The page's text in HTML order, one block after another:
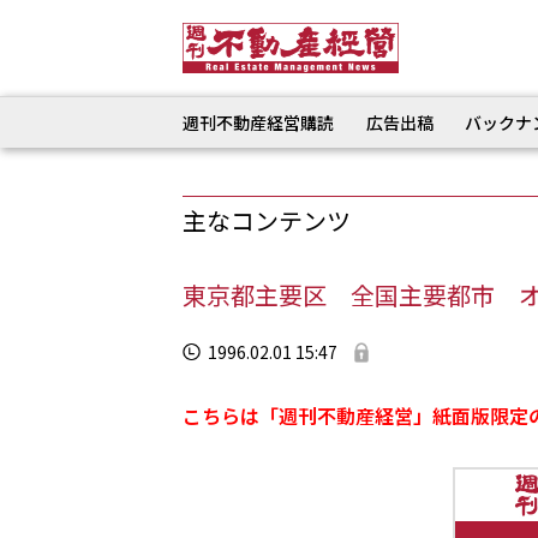
週刊不動産経営購読 広告出稿 バック
主なコンテンツ
東京都主要区 全国主要都市
1996.02.01 15:47
こちらは「週刊不動産経営」紙面版限定